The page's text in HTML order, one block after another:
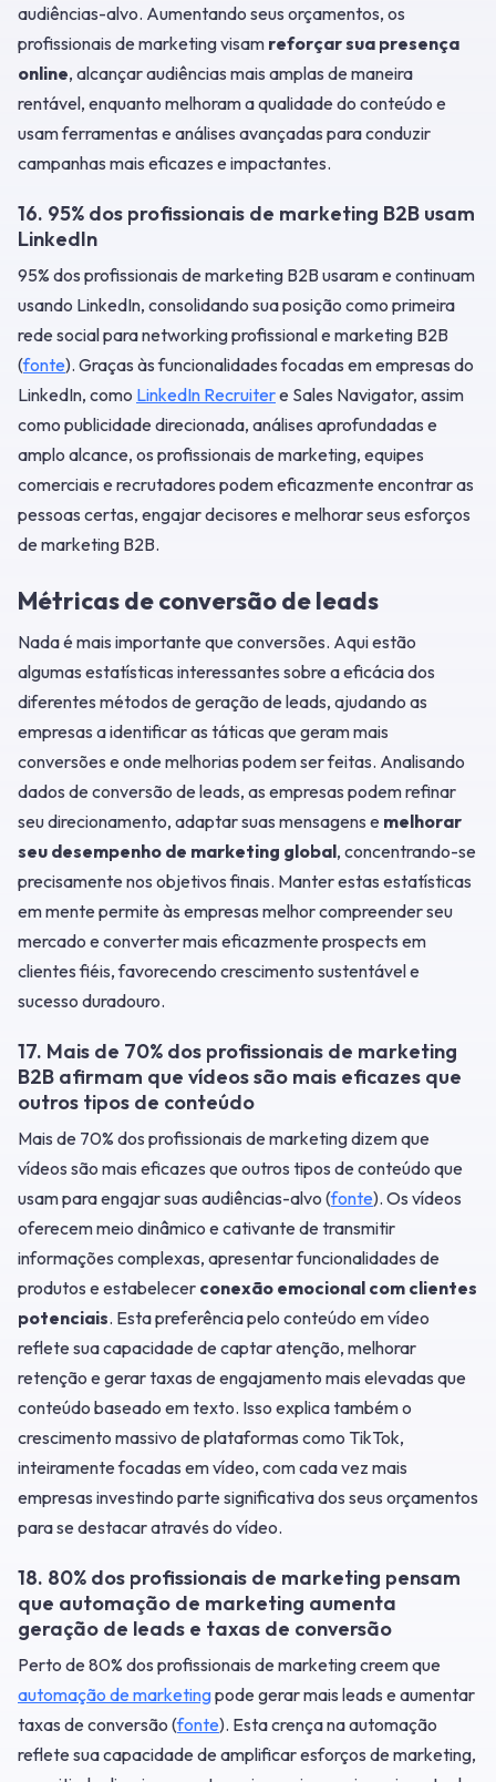
audiências-alvo. Aumentando seus orçamentos, os
profissionais de marketing visam reforçar sua presença
online, alcançar audiências mais amplas de maneira
rentável, enquanto melhoram a qualidade do conteúdo e
usam ferramentas e análises avançadas para conduzir
campanhas mais eficazes e impactantes.
16. 95% dos profissionais de marketing B2B usam
LinkedIn
95% dos profissionais de marketing B2B usaram e continuam
usando LinkedIn, consolidando sua posição como primeira
rede social para networking profissional e marketing B2B
(fonte). Graças às funcionalidades focadas em empresas do
LinkedIn, como LinkedIn Recruitere Sales Navigator, assim
como publicidade direcionada, análises aprofundadas e
amplo alcance, os profissionais de marketing, equipes
comerciais e recrutadores podem eficazmente encontrar as
pessoas certas, engajar decisores e melhorar seus esforços
de marketing B2B.
Métricas de conversão de leads
Nada é mais importante que conversões. Aqui estão
algumas estatísticas interessantes sobre a eficácia dos
diferentes métodos de geração de leads, ajudando as
empresas a identificar as táticas que geram mais
conversões e onde melhorias podem ser feitas. Analisando
dados de conversão de leads, as empresas podem refinar
seu direcionamento, adaptar suas mensagens e melhorar
seu desempenho de marketing global, concentrando-se
precisamente nos objetivos finais. Manter estas estatísticas
em mente permite às empresas melhor compreender seu
mercado e converter mais eficazmente prospects em
clientes fiéis, favorecendo crescimento sustentável e
sucesso duradouro.
17. Mais de 70% dos profissionais de marketing
B2B afirmam que vídeos são mais eficazes que
outros tipos de conteúdo
Mais de 70% dos profissionais de marketing dizem que
vídeos são mais eficazes que outros tipos de conteúdo que
usam para engajar suas audiências-alvo (fonte). Os vídeos
oferecem meio dinâmico e cativante de transmitir
informações complexas, apresentar funcionalidades de
produtos e estabelecer conexão emocional com clientes
potenciais. Esta preferência pelo conteúdo em vídeo
reflete sua capacidade de captar atenção, melhorar
retenção e gerar taxas de engajamento mais elevadas que
conteúdo baseado em texto. Isso explica também o
crescimento massivo de plataformas como TikTok,
inteiramente focadas em vídeo, com cada vez mais
empresas investindo parte significativa dos seus orçamentos
para se destacar através do vídeo.
18. 80% dos profissionais de marketing pensam
que automação de marketing aumenta
geração de leads e taxas de conversão
Perto de 80% dos profissionais de marketing creem que
automação de marketingpode gerar mais leads e aumentar
taxas de conversão (fonte). Esta crença na automação
reflete sua capacidade de amplificar esforços de marketing,